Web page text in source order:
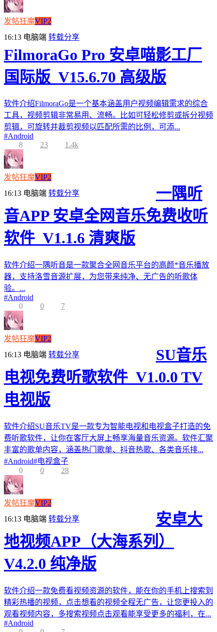
发帖狂魔VIP2
16:13 电脑端 转载分享
FilmoraGo Pro 安卓喵影工厂
国际版_V15.6.70 高级版
软件介绍FilmoraGo是一个基本涵盖用户视频编辑需求的综合
工具，视频剪辑非常易用、流畅。比如可轻松修剪或拆分视频
剪辑，可旋转并裁剪视频以匹配所需的比例，可添...
#Android
8
23 1.4k
发帖狂魔VIP2
16:13 电脑端 转载分享
一隅听
音APP 安卓全网音乐免费收听
软件_V1.1.6 清爽版
软件介绍一隅听音是一款聚合全网音乐平台的高颜*音乐播放
器，支持洛雪音源扩展，为您带来纯净、无广告的听歌体
验。...
#Android
0
0 7
发帖狂魔VIP2
16:13 电脑端 转载分享
SU音乐
电视免费听歌软件_V1.0.0 TV
电视版
软件介绍SU音乐TV是一款专为智能电视和电视盒子打造的免
费听歌软件，让你在客厅大屏上畅享海量音乐资源。软件汇聚
丰富的歌单内容，涵盖热门歌单、抖音热歌、各类音乐排...
#Android#电视盒子
0
0 28
发帖狂魔VIP2
16:13 电脑端 转载分享
安卓大
地视频APP（大海系列）
V4.2.0 纯净版
软件介绍一款免费看视频资源的软件，能在你的手机上搜索到
精彩热播的视频，点击想看的视频全程无广告，让您更投入的
观看视频内容，多搜索视频点击观看能享受更多的福利，在...
#Android